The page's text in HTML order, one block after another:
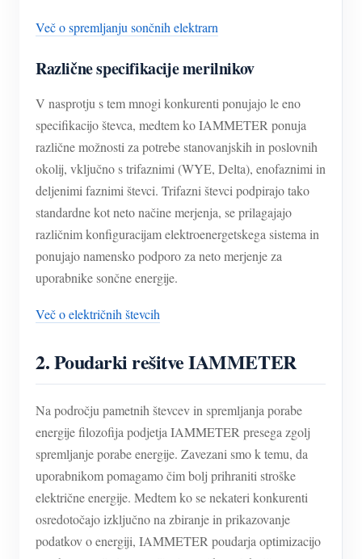
Več o spremljanju sončnih elektrarn
Različne specifikacije merilnikov
V nasprotju s tem mnogi konkurenti ponujajo le eno
specifikacijo števca, medtem ko IAMMETER ponuja
različne možnosti za potrebe stanovanjskih in poslovnih
okolij, vključno s trifaznimi (WYE, Delta), enofaznimi in
deljenimi faznimi števci. Trifazni števci podpirajo tako
standardne kot neto načine merjenja, se prilagajajo
različnim konfiguracijam elektroenergetskega sistema in
ponujajo namensko podporo za neto merjenje za
uporabnike sončne energije.
Več o električnih števcih
2.Poudarki rešitve IAMMETER
Na področju pametnih števcev in spremljanja porabe
energije filozofija podjetja IAMMETER presega zgolj
spremljanje porabe energije. Zavezani smo k temu, da
uporabnikom pomagamo čim bolj prihraniti stroške
električne energije. Medtem ko se nekateri konkurenti
osredotočajo izključno na zbiranje in prikazovanje
podatkov o energiji, IAMMETER poudarja optimizacijo